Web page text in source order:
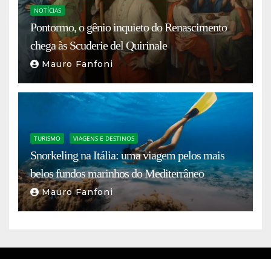
NOTÍCIAS
Pontormo, o gênio inquieto do Renascimento
chega às Scuderie del Quirinale
Mauro Fanfoni
TURISMO VIAGENS E DESTINOS
Snorkeling na Itália: uma viagem pelos mais
belos fundos marinhos do Mediterrâneo
Mauro Fanfoni